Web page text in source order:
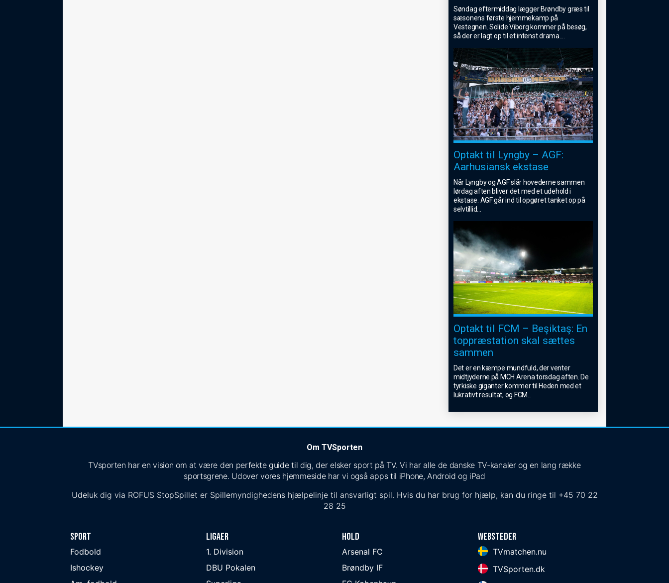
Søndag eftermiddag lægger Brøndby græs til
sæsonens første hjemmekamp på
Vestegnen. Solide Viborg kommer på besøg,
så der er lagt op til et intenst drama.
Optakt til Lyngby – AGF:
Aarhusiansk ekstase
Når Lyngby og AGF slår hovederne sammen
lørdag aften bliver det med et udehold i
ekstase. AGF går ind til opgøret tanket op på
selvtillid...
Optakt til FCM – Beşiktaş: En
toppræstation skal sættes
sammen
Det er en kæmpe mundfuld, der venter
midtjyderne på MCH Arena torsdag aften. De
tyrkiske giganter kommer til Heden med et
lukrativt resultat, og FCM
Om TVSporten
TVsporten har en vision om at være den perfekte guide til dig, der elsker sport på TV. Vi har alle de danske TV-kanaler og en lang række
sportsgrene. Udover vores hjemmeside har vi også apps til iPhone, Android og iPad
Udeluk dig via ROFUS StopSpillet er Spillemyndighedens hjælpelinje til ansvarligt spil. Hvis du har brug for hjælp, kan du ringe til +45 70 22
28 25
Sport
Fodbold
Ishockey
Ligaer
1. Division
DBU Pokalen
Hold
Arsenal FC
Brøndby IF
Websteder
TVmatchen.nu
TVSporten.dk